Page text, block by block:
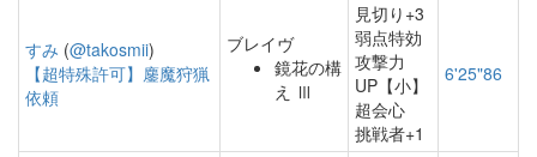
すみ (@takosmii)
【超特殊許可】鏖魔狩猟
依頼
ブレイヴ
鏡花の構
え Ⅲ
見切り+3
弱点特効
攻撃力
UP【小】
超会心
挑戦者+1
6'25"86